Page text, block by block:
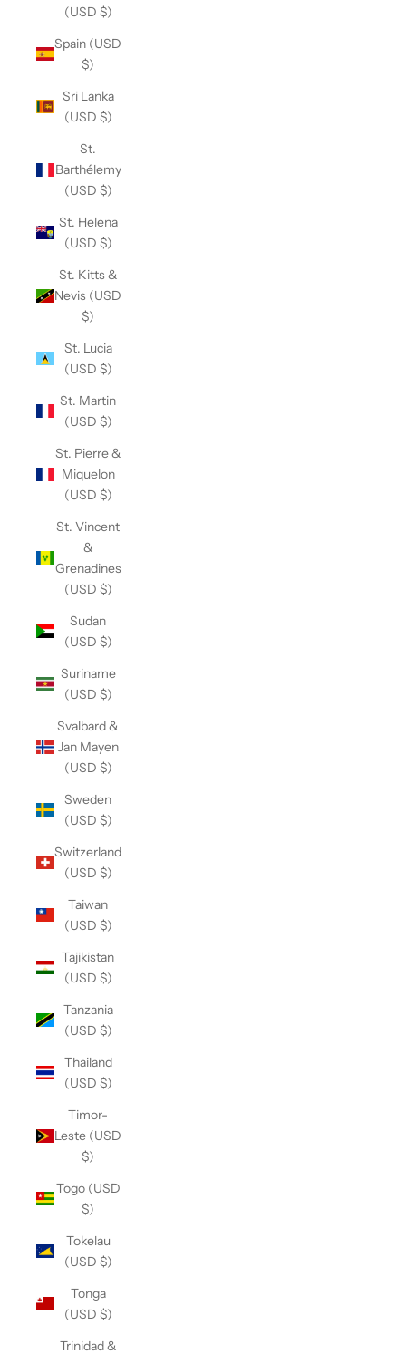
(USD $)
Spain (USD
$)
Sri Lanka
(USD $)
St.
Barthélemy
(USD $)
St. Helena
(USD $)
St. Kitts &
Nevis (USD
$)
St. Lucia
(USD $)
St. Martin
(USD $)
St. Pierre &
Miquelon
(USD $)
St. Vincent
&
Grenadines
(USD $)
Sudan
(USD $)
Suriname
(USD $)
Svalbard &
Jan Mayen
(USD $)
Sweden
(USD $)
Switzerland
(USD $)
Taiwan
(USD $)
Tajikistan
(USD $)
Tanzania
(USD $)
Thailand
(USD $)
Timor-
Leste (USD
$)
Togo (USD
$)
Tokelau
(USD $)
Tonga
(USD $)
Trinidad &